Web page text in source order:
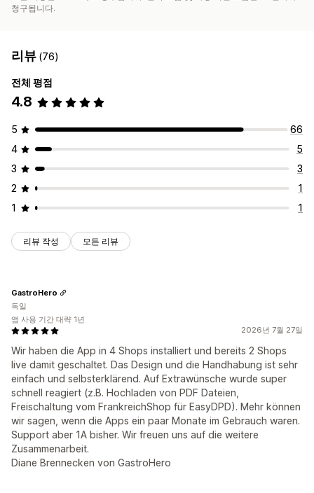
청구됩니다.
리뷰 (76)
전체 평점
4.8
5
66
4
5
3
3
2
1
1
1
리뷰 작성 모든 리뷰
2026년 7월 27일
Wir haben die App in 4 Shops installiert und bereits 2 Shops
live damit geschaltet. Das Design und die Handhabung ist sehr
einfach und selbsterklärend. Auf Extrawünsche wurde super
schnell reagiert (z.B. Hochladen von PDF Dateien,
Freischaltung vom FrankreichShop für EasyDPD). Mehr können
wir sagen, wenn die Apps ein paar Monate im Gebrauch waren.
Support aber 1A bisher. Wir freuen uns auf die weitere
Zusammenarbeit.
Diane Brennecken von GastroHero
GastroHero
독일
앱 사용 기간 대략 1년